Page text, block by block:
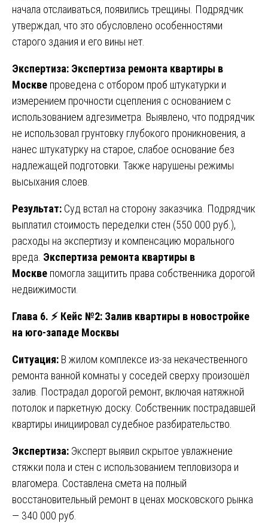
начала отслаиваться, появились трещины. Подрядчик
утверждал, что это обусловлено особенностями
старого здания и его вины нет.
Экспертиза: Экспертиза ремонта квартиры в
Москве проведена с отбором проб штукатурки и
измерением прочности сцепления с основанием с
использованием адгезиметра. Выявлено, что подрядчик
не использовал грунтовку глубокого проникновения, а
нанес штукатурку на старое, слабое основание без
надлежащей подготовки. Также нарушены режимы
высыхания слоев.
Результат: Суд встал на сторону заказчика. Подрядчик
выплатил стоимость переделки стен (550 000 руб.),
расходы на экспертизу и компенсацию морального
вреда. Экспертиза ремонта квартиры в
Москве помогла защитить права собственника дорогой
недвижимости.
Глава 6. ⚡ Кейс №2: Залив квартиры в новостройке
на юго-западе Москвы
Ситуация: В жилом комплексе из-за некачественного
ремонта ванной комнаты у соседей сверху произошёл
залив. Пострадал дорогой ремонт, включая натяжной
потолок и паркетную доску. Собственник пострадавшей
квартиры инициировал судебное разбирательство.
Экспертиза: Эксперт выявил скрытое увлажнение
стяжки пола и стен с использованием тепловизора и
влагомера. Составлена смета на полный
восстановительный ремонт в ценах московского рынка
— 340 000 руб.